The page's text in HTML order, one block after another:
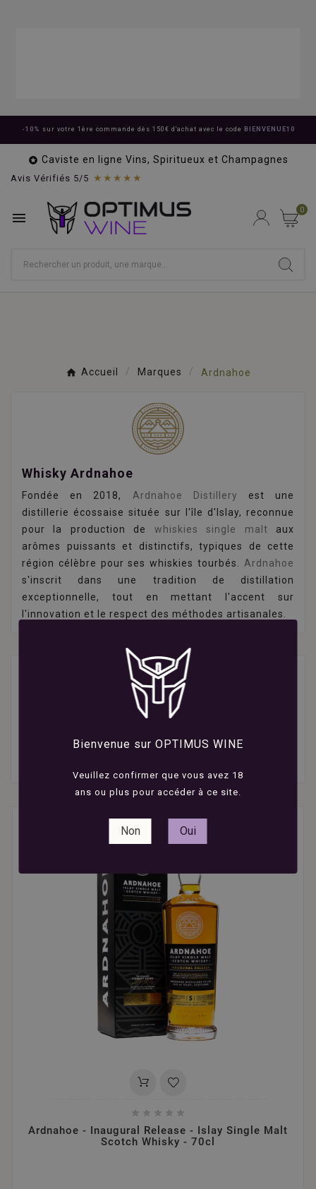
Bienvenue sur OPTIMUS WINE
Veuillez confirmer que vous avez 18
ans ou plus pour accéder à ce site.
Non Oui
-10% sur votre 1ère commande dès 150€ d'achat avec le code BIENVENUE10
 Caviste en ligne Vins, Spiritueux et Champagnes
Avis Vérifiés 5/5 ★★★★★
 0
Accueil Marques Ardnahoe
Whisky Ardnahoe
Fondée en 2018, Ardnahoe Distillery
est une
distillerie écossaise située sur l'île d'Islay, reconnue
pour la production de whiskies single malt aux
arômes puissants et distinctifs, typiques de cette
région célèbre pour ses whiskies tourbés. Ardnahoe
s'inscrit dans une tradition de distillation
exceptionnelle, tout en mettant l'accent sur
l'innovation et le respect des méthodes artisanales.
5 produits
    
Ardnahoe - Inaugural Release - Islay Single Malt
Scotch Whisky - 70cl